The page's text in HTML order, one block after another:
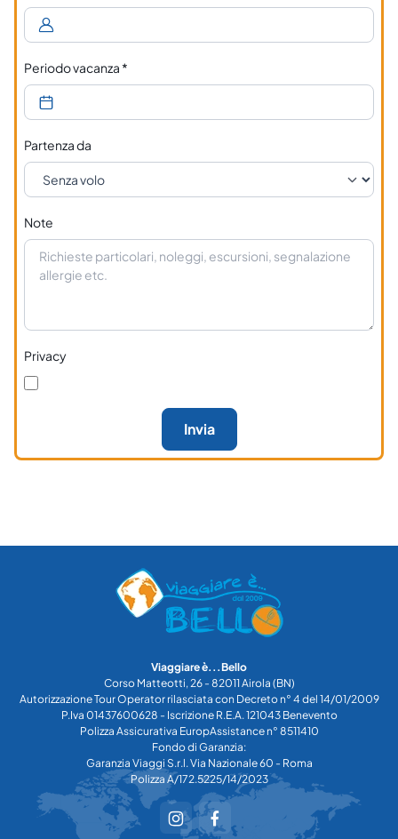
Periodo vacanza*
Partenza da
Note
Privacy
Invia
Viaggiare è...Bello
Corso Matteotti, 26 - 82011 Airola (BN)
Autorizzazione Tour Operator rilasciata con Decreto n° 4 del 14/01/2009
P.Iva 01437600628 - Iscrizione R.E.A. 121043 Benevento
Polizza Assicurativa EuropAssistance n° 8511410
Fondo di Garanzia:
Garanzia Viaggi S.r.l. Via Nazionale 60 - Roma
Polizza A/172.5225/14/2023